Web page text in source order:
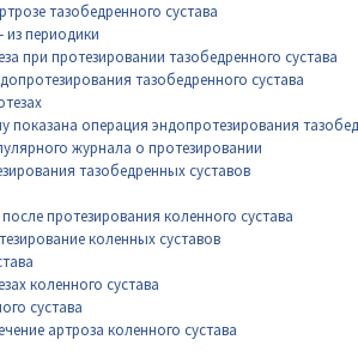
тазобедренного сустава
периодики
при протезировании тазобедренного сустава
тазобедренного сустава
операция эндопротезирования
журнала о протезировании
тазобедренных суставов
протезирования коленного сустава
коленных суставов
коленного сустава
сустава
артроза коленного сустава